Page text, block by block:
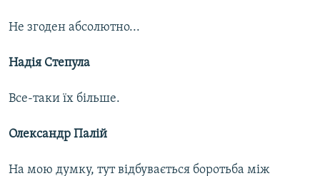
Не згоден абсолютно...
Надія Степула
Все-таки їх більше.
Олександр Палій
На мою думку, тут відбувається боротьба між